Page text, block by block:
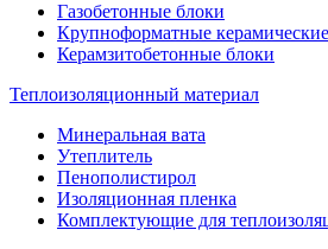
Газобетонные блоки
Крупноформатные
Керамзитобетонные блоки
Теплоизоляционный материал
Минеральная вата
Утеплитель
Пенополистирол
Изоляционная пленка
Комплектующие для